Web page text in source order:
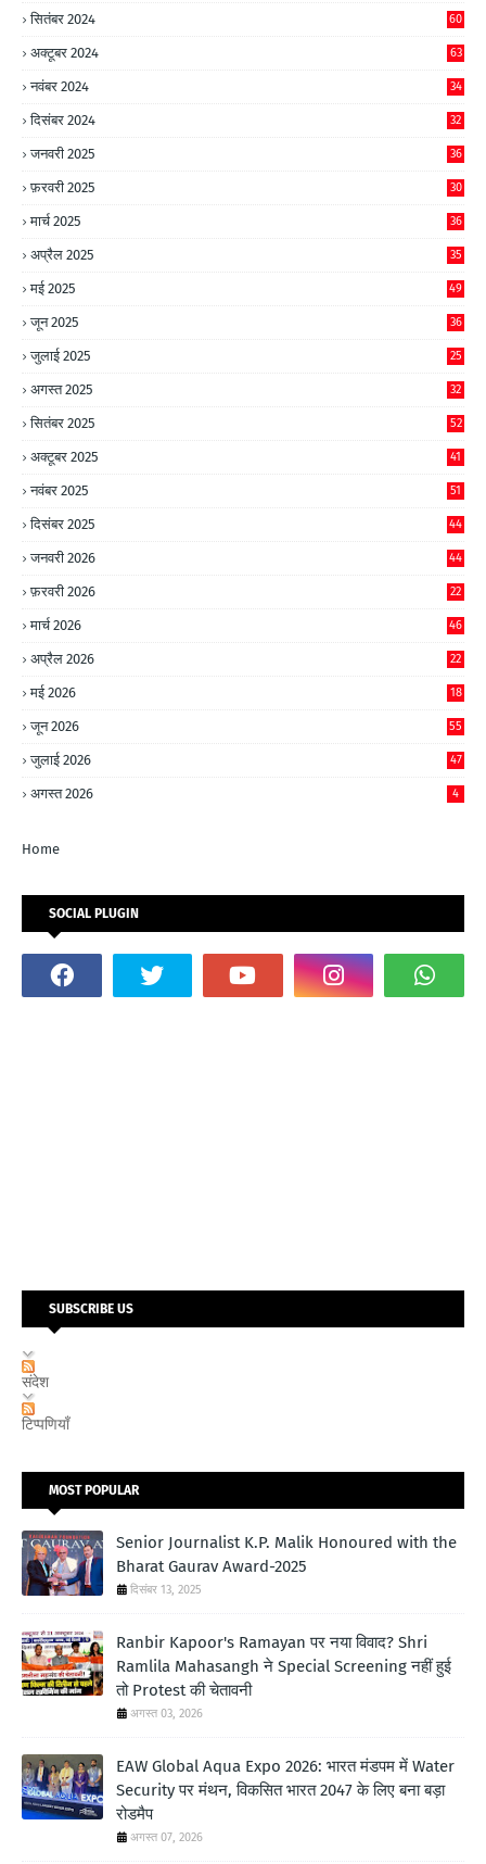
सितंबर 2024 60
अक्टूबर 2024 63
नवंबर 2024 34
दिसंबर 2024 32
जनवरी 2025 36
फ़रवरी 2025 30
मार्च 2025 36
अप्रैल 2025 35
मई 2025 49
जून 2025 36
जुलाई 2025 25
अगस्त 2025 32
सितंबर 2025 52
अक्टूबर 2025 41
नवंबर 2025 51
दिसंबर 2025 44
जनवरी 2026 44
फ़रवरी 2026 22
मार्च 2026 46
अप्रैल 2026 22
मई 2026 18
जून 2026 55
जुलाई 2026 47
अगस्त 2026 4
Home
SOCIAL PLUGIN
SUBSCRIBE US
संदेश
टिप्पणियाँ
MOST POPULAR
Senior Journalist K.P. Malik Honoured with the
Bharat Gaurav Award-2025
दिसंबर 13, 2025
Ranbir Kapoor's Ramayan पर नया विवाद? Shri
Ramlila Mahasangh ने Special Screening नहीं हुई
तो Protest की चेतावनी
अगस्त 03, 2026
EAW Global Aqua Expo 2026: भारत मंडपम में Water
Security पर मंथन, विकसित भारत 2047 के लिए बना बड़ा
रोडमैप
अगस्त 07, 2026